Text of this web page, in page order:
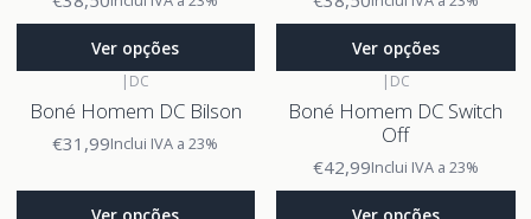
Ver opções Ver opções
| DC
Boné Homem DC Bilson
€31,99Inclui IVA a 23%
Ver opções
| DC
Boné Homem DC Switch
Off
€42,99Inclui IVA a 23%
Ver opções